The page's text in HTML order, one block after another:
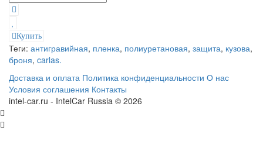
Купить
Теги: антигравийная, пленка, полиуретановая, защита, кузова,
броня, carlas.
Доставка и оплата Политика конфиденциальности О нас
Условия соглашения Контакты
intel-car.ru - IntelCar Russia © 2026